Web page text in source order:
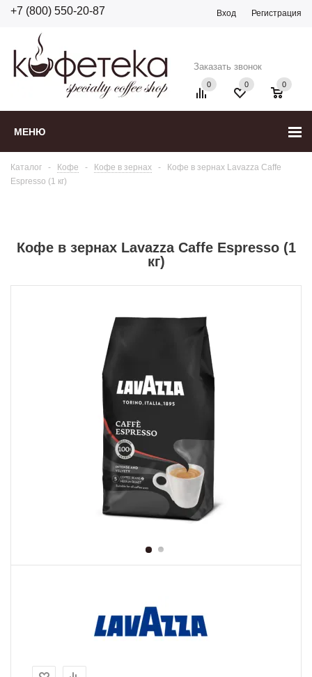
+7 (800) 550-20-87 Вход Регистрация
МЕНЮ
Заказать звонок
0 0
0
Каталог - Кофе - Кофе в зернах -
Кофе в зернах Lavazza Caffe
Espresso (1 кг)
Кофе в зернах Lavazza Caffe Espresso (1
кг)